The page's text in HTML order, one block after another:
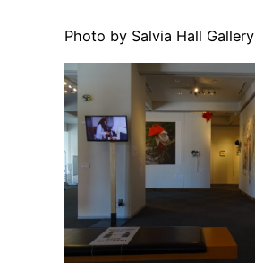
Photo by Salvia Hall Gallery